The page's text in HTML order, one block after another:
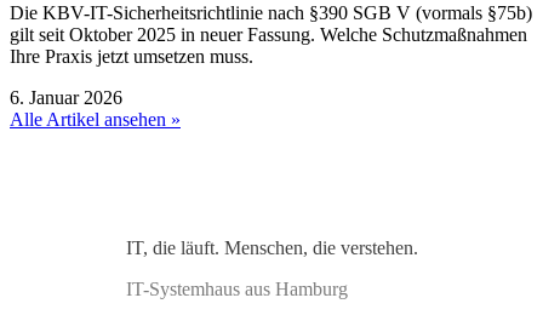
Die KBV-IT-Sicherheitsrichtlinie nach §390 SGB V (vormals §75b)
gilt seit Oktober 2025 in neuer Fassung. Welche Schutzmaßnahmen
Ihre Praxis jetzt umsetzen muss.
6. Januar 2026
Alle Artikel ansehen »
IT, die läuft. Menschen, die verstehen.
IT-Systemhaus aus Hamburg